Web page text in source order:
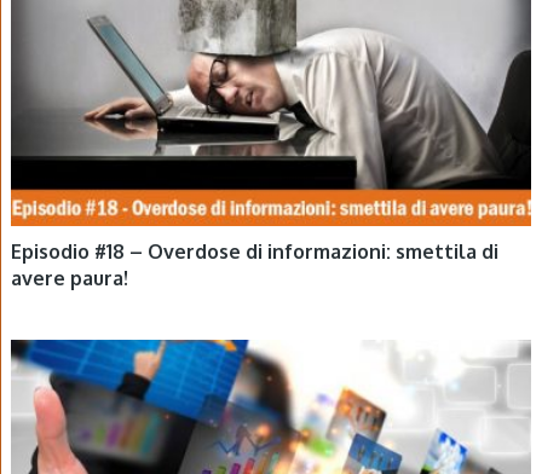
Episodio #18 – Overdose di informazioni: smettila di
avere paura!
EPISODI